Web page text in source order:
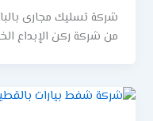
شركة تسليك مجارى
من شركة ركن الإبداع
أن تثبت مكانتها